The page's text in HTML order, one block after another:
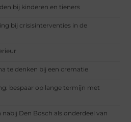
bij kinderen en tieners
bij crisisinterventies in de
te denken bij een crematie
bespaar op lange termijn met
Den Bosch als onderdeel van